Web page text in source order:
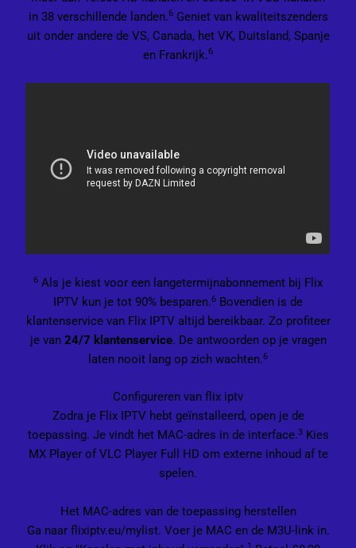
in 38 verschillende landen.6Geniet van kwaliteitszenders
uit onder andere de VS, Canada, het VK, Duitsland, Spanje
en Frankrijk.6
6 Als je kiest voor een langetermijnabonnement bij Flix
IPTV kun je tot 90% besparen.6 Bovendien is de
klantenservice van Flix IPTV altijd bereikbaar. Zo profiteer
je van 24/7 klantenservice. De antwoorden op je vragen
laten nooit lang op zich wachten.6
Configureren van flix iptv
Zodra je Flix IPTV hebt geïnstalleerd, open je de
toepassing. Je vindt het MAC-adres in de interface.3Kies
MX Player of VLC Player Full HD om externe inhoud af te
spelen.
Het MAC-adres van de toepassing herstellen
Ga naar flixiptv.eu/mylist. Voer je MAC en de M3U-link in.